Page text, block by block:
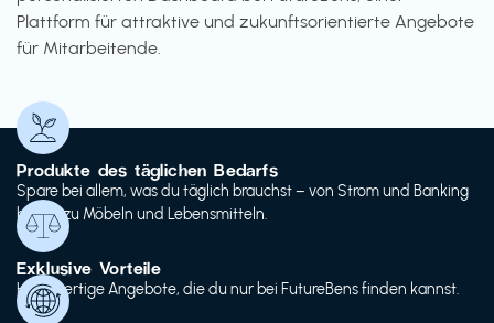
Plattform für attraktive und zukunftsorientierte Angebote
für Mitarbeitende.
Produkte des täglichen Bedarfs
Spare bei allem, was du täglich brauchst – von Strom und Banking
bis hin zu Möbeln und Lebensmitteln.
Exklusive Vorteile
Hochwertige Angebote, die du nur bei FutureBens finden kannst.